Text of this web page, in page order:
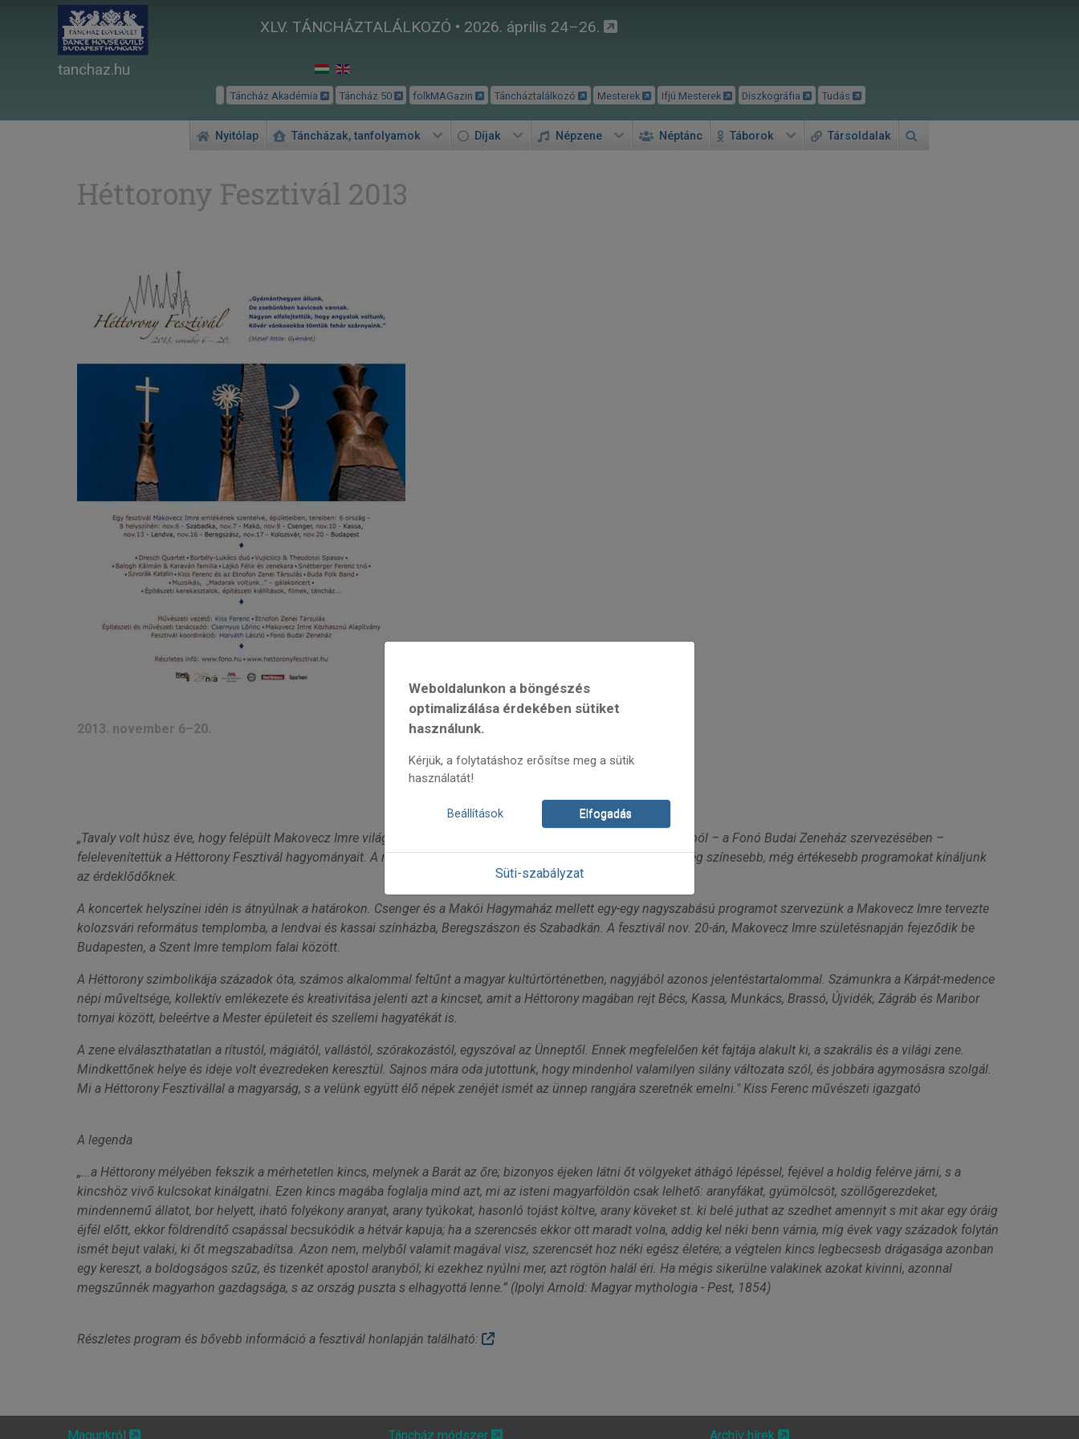
XLV. TÁNCHÁZTALÁLKOZÓ • 2026. április 24–26.
tanchaz.hu
Táncház Akadémia Táncház 50 folkMAGazin Táncháztalálkozó Mesterek Ifjú Mesterek Diszkográfia Tudás
Nyitólap Táncházak, tanfolyamok Díjak Népzene Néptánc Táborok Társoldalak
Héttorony Fesztivál 2013
2013. november 6–20.
„Tavaly volt húsz éve, hogy felépült Makovecz Imre világraszóló Magyar Pavilonja Sevillában. Ebből az alkalomból – a Fonó Budai Zeneház szervezésében –
felelevenítettük a Héttorony Fesztivál hagyományait. A rendezvénysorozat sikere arra buzdított minket, hogy még színesebb, még értékesebb programokat kínáljunk
az érdeklődőknek.
A koncertek helyszínei idén is átnyúlnak a határokon. Csenger és a Makói Hagymaház mellett egy-egy nagyszabású programot szervezünk a Makovecz Imre tervezte
kolozsvári református templomba, a lendvai és kassai színházba, Beregszászon és Szabadkán. A fesztivál nov. 20-án, Makovecz Imre születésnapján fejeződik be
Budapesten, a Szent Imre templom falai között.
A Héttorony szimbolikája századok óta, számos alkalommal feltűnt a magyar kultúrtörténetben, nagyjából azonos jelentéstartalommal. Számunkra a Kárpát-medence
népi műveltsége, kollektív emlékezete és kreativitása jelenti azt a kincset, amit a Héttorony magában rejt Bécs, Kassa, Munkács, Brassó, Újvidék, Zágráb és Maribor
tornyai között, beleértve a Mester épületeit és szellemi hagyatékát is.
A zene elválaszthatatlan a rítustól, mágiától, vallástól, szórakozástól, egyszóval az Ünneptől. Ennek megfelelően két fajtája alakult ki, a szakrális és a világi zene.
Mindkettőnek helye és ideje volt évezredeken keresztül. Sajnos mára oda jutottunk, hogy mindenhol valamilyen silány változata szól, és jobbára agymosásra szolgál.
Mi a Héttorony Fesztivállal a magyarság, s a velünk együtt élő népek zenéjét ismét az ünnep rangjára szeretnék emelni." Kiss Ferenc művészeti igazgató
A legenda
„...a Héttorony mélyében fekszik a mérhetetlen kincs, melynek a Barát az őre; bizonyos éjeken látni őt völgyeket áthágó lépéssel, fejével a holdig felérve járni, s a
kincshöz vivő kulcsokat kinálgatni. Ezen kincs magába foglalja mind azt, mi az isteni magyarföldön csak lelhető: aranyfákat, gyümölcsöt, szöllőgerezdeket,
mindennemű állatot, bor helyett, iható folyékony aranyat, arany tyúkokat, hasonló tojást költve, arany köveket st. ki belé juthat az szedhet amennyit s mit akar egy óráig
éjfél előtt, ekkor földrendítő csapással becsukódik a hétvár kapuja; ha a szerencsés ekkor ott maradt volna, addig kel néki benn várnia, míg évek vagy századok folytán
ismét bejut valaki, ki őt megszabadítsa. Azon nem, melyből valamit magával visz, szerencsét hoz néki egész életére; a végtelen kincs legbecsesb drágasága azonban
egy kereszt, a boldogságos szűz, és tizenkét apostol aranyból; ki ezekhez nyúlni mer, azt rögtön halál éri. Ha mégis sikerülne valakinek azokat kivinni, azonnal
megszűnnék magyarhon gazdagsága, s az ország puszta s elhagyottá lenne.” (Ipolyi Arnold: Magyar mythologia - Pest, 1854)
Részletes program és bővebb információ a fesztivál honlapján található:
Weboldalunkon a böngészés
optimalizálása érdekében sütiket
használunk.
Kérjük, a folytatáshoz erősítse meg a sütik
használatát!
Beállítások Elfogadás
Süti-szabályzat
Magunkról Táncház módszer Archív hírek